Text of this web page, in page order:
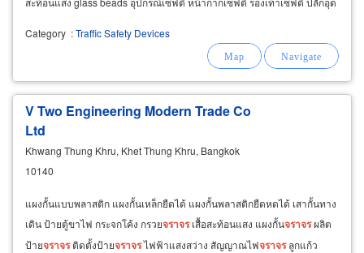
Category :Traffic Safety Devices
V Two Engineering Modern Trade Co
Ltd
Khwang Thung Khru, Khet Thung Khru, Bangkok
10140
แผงกั้นแบบพลาสติก แผงกั้นเหล็กยืดได้ แผงกั้นพลาสติกยืดหดได้ เสากั้นทาง
เดิน ป้ายตู้ขาไฟ กระจกโค้ง กรวยจราจรเสื้อสะท้อนแสง แผงกั้นจราจรผลิต
ป้ายจราจรติดตั้งป้ายจราจรไฟฟ้าแสงสว่าง สัญญาณไฟจราจรลูกแก้ว